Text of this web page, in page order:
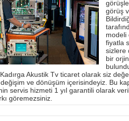
görüş
modeli
fiyatla
sizlere
bir
Akustik Tv ticaret olarak siz
ve dönüşüm içerisindeyiz. Bu
servis hizmeti 1 yıl garantili olarak
göremezsiniz.